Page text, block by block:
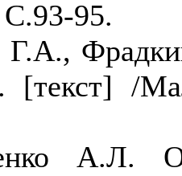
95.
[текст] /
А.Л.